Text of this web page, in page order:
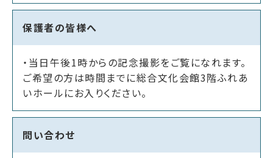
保護者の皆様へ
・当日午後1時からの記念撮影をご覧になれます。
ご希望の方は時間までに総合文化会館3階ふれあ
いホールにお入りください。
問い合わせ